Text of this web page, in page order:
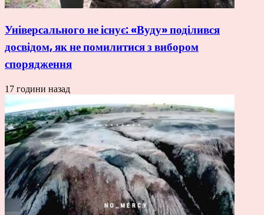
Універсального не існує: «Вуду» поділився
досвідом, як не помилитися з вибором
спорядження
17 години назад